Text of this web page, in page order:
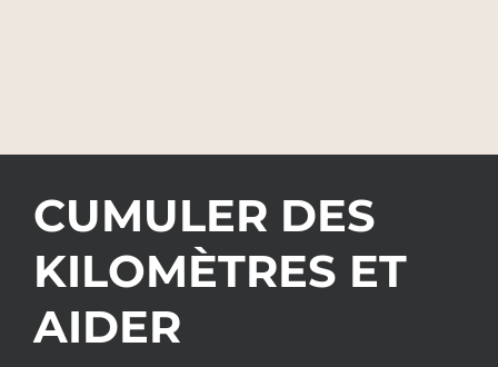
CUMULER DES
KILOMÈTRES ET
AIDER